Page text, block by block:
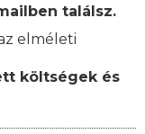
találsz.
elméleti
költségek és